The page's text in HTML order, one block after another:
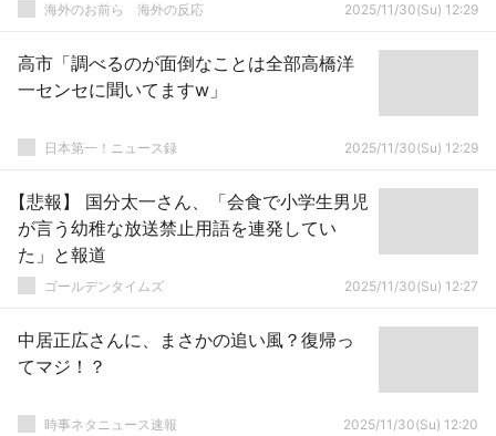
海外のお前ら 海外の反応 2025/11/30(Su) 12:29
高市「調べるのが面倒なことは全部高橋洋
一センセに聞いてますw」
日本第一！ニュース録 2025/11/30(Su) 12:29
【悲報】 国分太一さん、「会食で小学生男児
が言う幼稚な放送禁止用語を連発してい
た」と報道
ゴールデンタイムズ 2025/11/30(Su) 12:27
中居正広さんに、まさかの追い風？復帰っ
てマジ！？
時事ネタニュース速報 2025/11/30(Su) 12:20